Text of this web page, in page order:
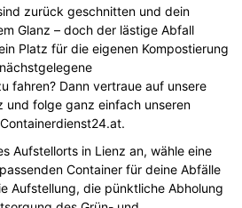
zurück geschnitten und dein
Glanz – doch der lästige Abfall
Platz für die eigenen Kompostierung
fahren? Dann vertraue auf unsere
und folge ganz einfach unseren
Aufstellorts in Lienz an, wähle eine
Container für deine Abfälle
Aufstellung, die pünktliche Abholung